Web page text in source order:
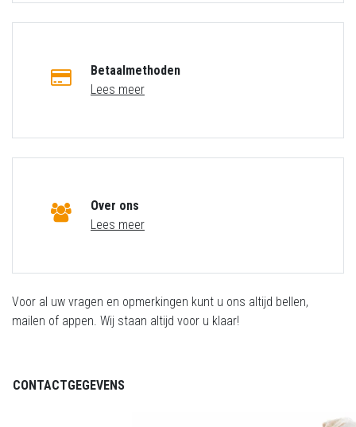
Betaalmethoden
Lees meer
Over ons
Lees meer
Voor al uw vragen en opmerkingen kunt u ons altijd bellen,
mailen of appen. Wij staan altijd voor u klaar!
CONTACTGEGEVENS